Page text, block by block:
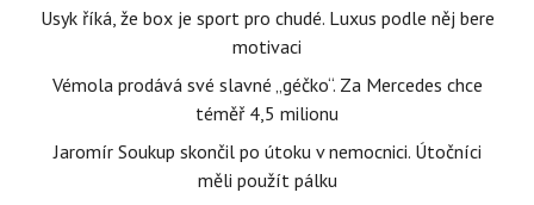
Usyk říká, že box je sport pro chudé. Luxus podle něj bere
motivaci
Vémola prodává své slavné „géčko“. Za Mercedes chce
téměř 4,5 milionu
Jaromír Soukup skončil po útoku v nemocnici. Útočníci
měli použít pálku